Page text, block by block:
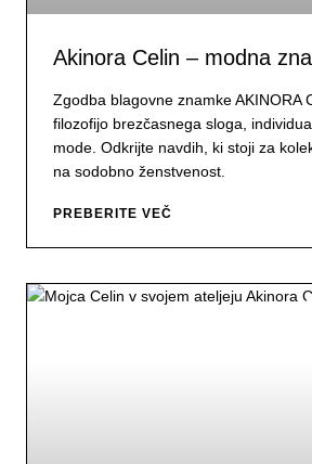
Akinora Celin – modna
Zgodba blagovne znamke AKINORA
filozofijo brezčasnega sloga,
mode. Odkrijte navdih, ki stoji za
na sodobno ženstvenost.
PREBERITE VEČ